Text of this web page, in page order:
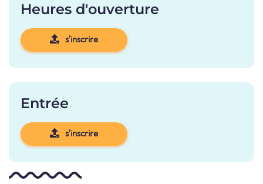
Heures d'ouverture
s'inscrire
Entrée
s'inscrire